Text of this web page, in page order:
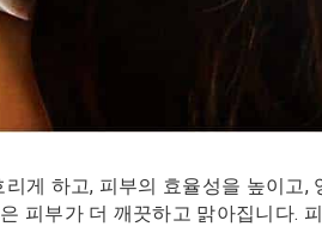
게 하고, 피부의 효율성을 높이고,
피부가 더 깨끗하고 맑아집니다.